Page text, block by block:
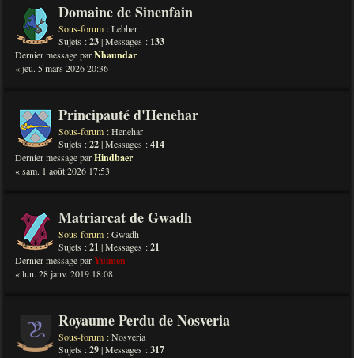
Domaine de Sinenfain
Sous-forum :Lebher
Sujets :23| Messages : 133
Dernier message parNhaundar
« jeu. 5 mars 2026 20:36
Principauté d'Henehar
Sous-forum :Henehar
Sujets :22| Messages :414
Dernier message parHindbaer
« sam. 1 août 2026 17:53
Matriarcat de Gwadh
Sous-forum :Gwadh
Sujets :21 | Messages :21
Dernier message parYuimen
« lun. 28 janv. 2019 18:08
Royaume Perdu de Nosveria
Sous-forum :Nosveria
Sujets :29| Messages :317